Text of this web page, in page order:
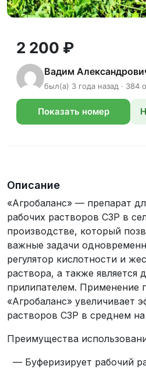
2 200 ₽
Вадим
был(а) 3 года назад · 384
Показать номер
Описание
«Агробаланс» — препарат
рабочих растворов СЗР в
производстве, который
важные задачи
регулятор кислотности и
раствора, а также является
прилипателем. Применение
«Агробаланс» увеличивает
растворов СЗР в среднем
Преимущества
— Буферизирует рабочий